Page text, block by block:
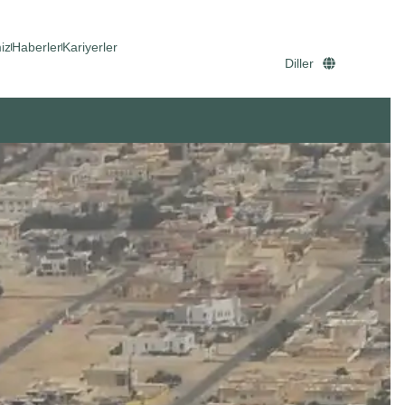
HaberlerKariyerler
Diller